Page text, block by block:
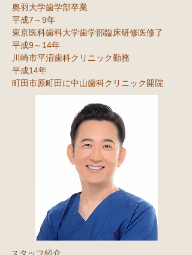
奥羽大学歯学部卒業
平成7～9年
東京医科歯科大学歯学部臨床研修医修了
平成9～14年
川崎市平沼歯科クリニック勤務
平成14年
町田市原町田に中山歯科クリニック開院